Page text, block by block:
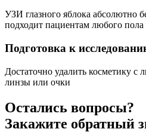
УЗИ глазного яблока абсолютно
подходит пациентам любого пола
Подготовка к
Достаточно удалить косметику с
линзы или очки
Остались вопросы?
Закажите обратный